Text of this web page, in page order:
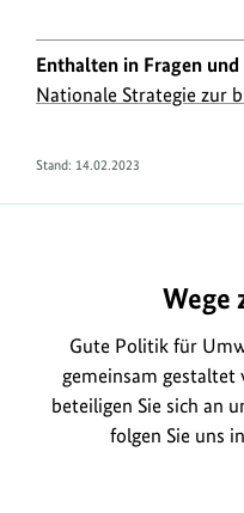
Enthalten in Fragen
Nationale Strategie zur
Stand: 14.02.2023
Wege
Gute Politik für
gemeinsam gestaltet
beteiligen Sie sich an
folgen Sie uns